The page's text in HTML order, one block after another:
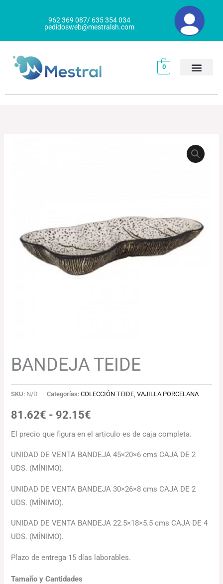
962 369 087/ 635 354 034
pedidosweb@mestralsh.com
0
BANDEJA TEIDE
SKU: N/D Categorías:COLECCIÓN TEIDE ,VAJILLA PORCELANA
81.62€ - 92.15€
81.62€
hasta
92.15€
El precio que figura en el articulo es de caja completa.
UNIDAD DE VENTA BANDEJA 45×20×6 cms CAJA DE 2
UDS. (MÍNIMO).
UNIDAD DE VENTA BANDEJA 30×26×8 cms CAJA DE 2
UDS. (MÍNIMO).
UNIDAD DE VENTA BANDEJA 22.5×18×5.5 cms CAJA DE 4
UDS. (MÍNIMO).
Plazo de entrega 15 días laborables.
Tamaño y Cantidades